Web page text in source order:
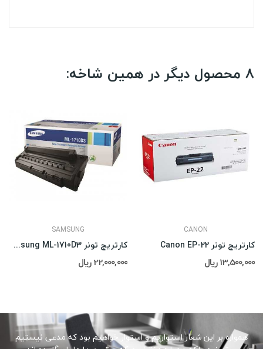
8 محصول دیگر در همین شاخه:
SAMSUNG
کارتریج تونر Samsung ML-1710D3
22,000,000 ریال
CANON
کارتریج تونر Canon EP-22
13,500,000 ریال
همواره بر این شعار استواریم و استوار خواهیم بود که مدعی نیستیم